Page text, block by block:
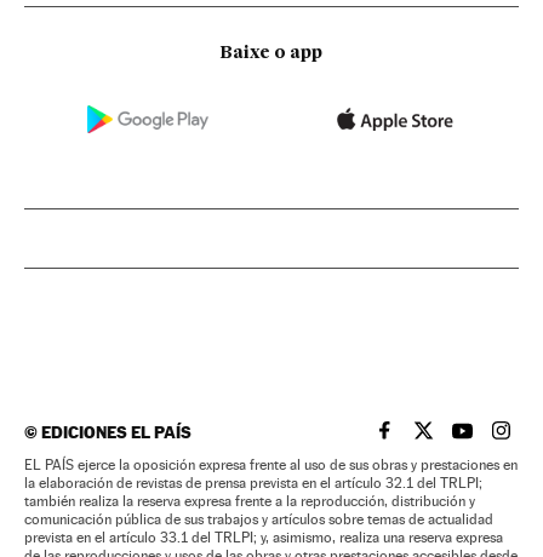
Baixe o app
©EDICIONES EL PAÍS EL PAÍS BRASIL EN
EL PAÍSEL PAÍS
EL
EL PAÍS ejerce la oposición expresa frente al uso de sus obras y prestaciones en
la elaboración de revistas de prensa prevista en el artículo 32.1 del TRLPI;
también realiza la reserva expresa frente a la reproducción, distribución y
comunicación pública de sus trabajos y artículos sobre temas de actualidad
prevista en el artículo 33.1 del TRLPI; y, asimismo, realiza una reserva expresa